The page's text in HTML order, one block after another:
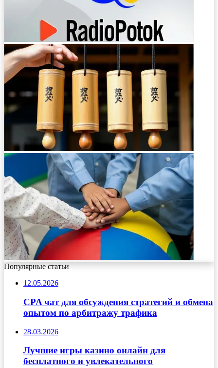
Популярные статьи
12.05.2026
CPA чат для обсуждения стратегий и обмена
опытом по арбитражу трафика
28.03.2026
Лучшие игры казино онлайн для
бесплатного и увлекательного